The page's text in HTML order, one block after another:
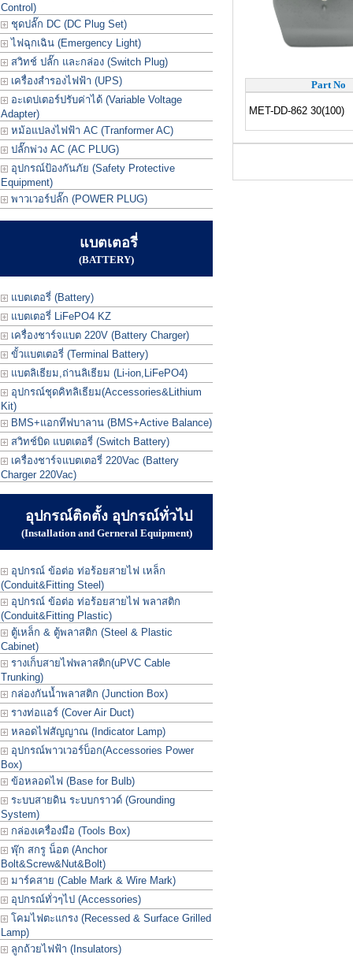
Control)
ชุดปลั๊ก DC (DC Plug Set)
ไฟฉุกเฉิน (Emergency Light)
สวิทช์ ปลั๊ก และกล่อง (Switch Plug)
เครื่องสำรองไฟฟ้า (UPS)
อะเดปเตอร์ปรับค่าได้ (Variable Voltage
Adapter)
หม้อแปลงไฟฟ้า AC (Tranformer AC)
ปลั๊กพ่วง AC (AC PLUG)
อุปกรณ์ป้องกันภัย (Safety Protective
Equipment)
พาวเวอร์ปลั๊ก (POWER PLUG)
แบตเตอรี่
(BATTERY)
แบตเตอรี่ (Battery)
แบตเตอรี่ LiFePO4 KZ
เครื่องชาร์จแบต 220V (Battery Charger)
ขั้วแบตเตอรี่ (Terminal Battery)
แบตลิเธียม,ถ่านลิเธียม (Li-ion,LiFePO4)
อุปกรณ์ชุดคิทลิเธียม(Accessories&Lithium
Kit)
BMS+แอกทีฟบาลาน (BMS+Active Balance)
สวิทช์บิด แบตเตอรี่ (Switch Battery)
เครื่องชาร์จแบตเตอรี่ 220Vac (Battery
Charger 220Vac)
อุปกรณ์ติดตั้ง อุปกรณ์ทั่วไป
(Installation and Gerneral Equipment)
อุปกรณ์ ข้อต่อ ท่อร้อยสายไฟ เหล็ก
(Conduit&Fitting Steel)
อุปกรณ์ ข้อต่อ ท่อร้อยสายไฟ พลาสติก
(Conduit&Fitting Plastic)
ตู้เหล็ก & ตู้พลาสติก (Steel & Plastic
Cabinet)
รางเก็บสายไฟพลาสติก(uPVC Cable
Trunking)
กล่องกันน้ำพลาสติก (Junction Box)
รางท่อแอร์ (Cover Air Duct)
หลอดไฟสัญญาณ (Indicator Lamp)
อุปกรณ์พาวเวอร์บ็อก(Accessories Power
Box)
ข้อหลอดไฟ (Base for Bulb)
ระบบสายดิน ระบบกราวด์ (Grounding
System)
กล่องเครื่องมือ (Tools Box)
พุ๊ก สกรู น็อต (Anchor
Bolt&Screw&Nut&Bolt)
มาร์คสาย (Cable Mark & Wire Mark)
อุปกรณ์ทั่วๆไป (Accessories)
โคมไฟตะแกรง (Recessed & Surface Grilled
Lamp)
ลูกถ้วยไฟฟ้า (Insulators)
Part No
MET-DD-862 30(100)